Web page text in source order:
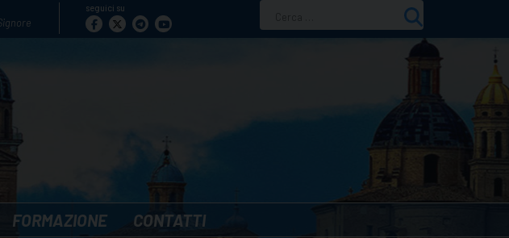
seguici su
per:
FORMAZIONE CONTATTI